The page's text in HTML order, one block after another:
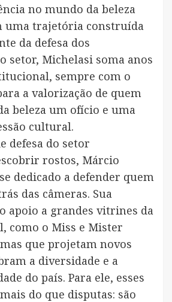
no mundo da beleza
uma trajetória construída
da defesa dos
setor, Michelasi soma anos
sempre com o
a valorização de quem
beleza um ofício e uma
cultural.
defesa do setor
rostos, Márcio
dedicado a defender quem
das câmeras. Sua
apoio a grandes vitrines da
como o Miss e Mister
que projetam novos
a diversidade e a
do país. Para ele, esses
do que disputas: são